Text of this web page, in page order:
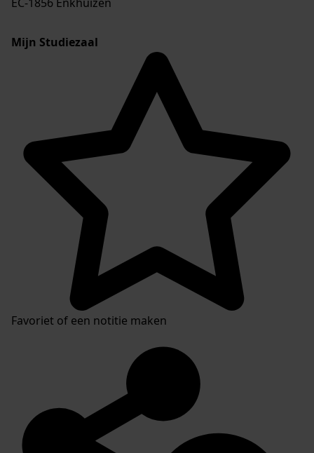
Mijn Studiezaal
Favoriet of een notitie maken